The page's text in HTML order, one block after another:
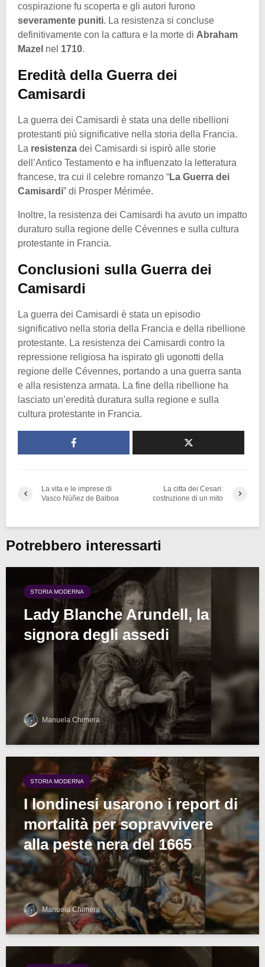
cospirazione fu scoperta e gli autori furono
severamente puniti. La resistenza si concluse
definitivamente con la cattura e la morte di Abraham
Mazel nel 1710.
Eredità della Guerra dei
Camisardi
La guerra dei Camisardi è stata una delle ribellioni
protestanti più significative nella storia della Francia.
La resistenza dei Camisardi si ispirò alle storie
dell’Antico Testamento e ha influenzato la letteratura
francese, tra cui il celebre romanzo “La Guerra dei
Camisardi” di Prosper Mérimée.
Inoltre, la resistenza dei Camisardi ha avuto un impatto
duraturo sulla regione delle Cévennes e sulla cultura
protestante in Francia.
Conclusioni sulla Guerra dei
Camisardi
La guerra dei Camisardi è stata un episodio
significativo nella storia della Francia e della ribellione
protestante. La resistenza dei Camisardi contro la
repressione religiosa ha ispirato gli ugonotti della
regione delle Cévennes, portando a una guerra santa
e alla resistenza armata. La fine della ribellione ha
lasciato un’eredità duratura sulla regione e sulla
cultura protestante in Francia.
La vita e le imprese di
Vasco Núñez de Balboa
La citta dei Cesari:
costruzione di un mito
Potrebbero interessarti
STORIA MODERNA
Lady Blanche Arundell, la
signora degli assedi
Manuela Chimera
STORIA MODERNA
I londinesi usarono i report di
mortalità per sopravvivere
alla peste nera del 1665
Manuela Chimera